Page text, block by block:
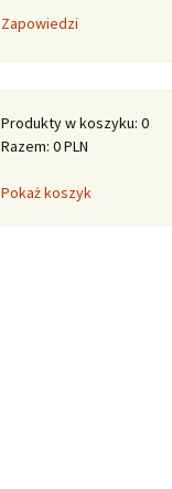
Zapowiedzi
Produkty w koszyku: 0
Razem: 0 PLN
Pokaż koszyk